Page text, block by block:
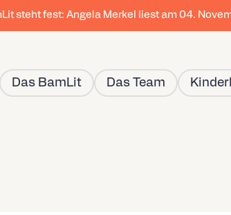
steht fest: Angela Merkel liest am 04.
Das BamLit Das Team